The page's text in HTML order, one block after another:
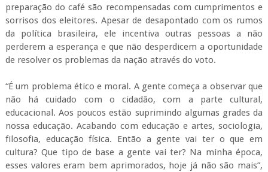
preparação do café são recompensadas com cumprimentos e
sorrisos dos eleitores. Apesar de desapontado com os rumos
da política brasileira, ele incentiva outras pessoas a não
perderem a esperança e que não desperdicem a oportunidade
de resolver os problemas da nação através do voto.
“É um problema ético e moral. A gente começa a observar que
não há cuidado com o cidadão, com a parte cultural,
educacional. Aos poucos estão suprimindo algumas grades da
nossa educação. Acabando com educação e artes, sociologia,
filosofia, educação física. Então a gente vai ter o que em
cultura? Que tipo de base a gente vai ter? Na minha época,
esses valores eram bem aprimorados, hoje já não são mais”,